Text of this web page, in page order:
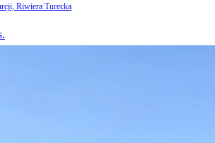
Riwiera Turecka